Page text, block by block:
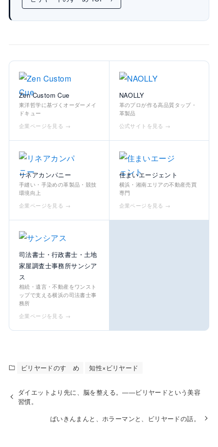
Zen Custom Cue
東洋哲学に基づくオーダーメイ
ドキュー
企業ページを見る →
NAOLLY
革のプロが作る高品質タップ・
革製品
公式サイトを見る →
リネアカンパニー
手縫い・手染めの革製品・競技
環境向上
企業ページを見る →
住まいエージェント
横浜・湘南エリアの不動産売買
専門
企業ページを見る →
司法書士・行政書士・土地
家屋調査士事務所サンシア
ス
相続・遺言・不動産をワンスト
ップで支える横浜の司法書士事
務所
企業ページを見る →
ビリヤードのすゝめ 知性×ビリヤード
ダイエットより先に、脳を整える。——ビリヤードという美容
習慣。
ばいきんまんと、ホラーマンと、ビリヤードの話。